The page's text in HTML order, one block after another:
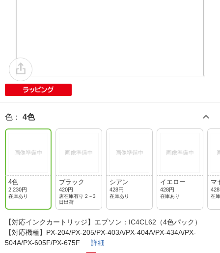
色 ： 4色
4色
2,230円
在庫あり
ブラック
420円
店在庫有り 2～3
日出荷
シアン
428円
在庫あり
イエロー
428円
在庫あり
マ
在
【対応インクカートリッジ】エプソン：IC4CL62（4色パック）
【対応機種】PX-204/PX-205/PX-403A/PX-404A/PX-434A/PX-
504A/PX-605F/PX-675F 詳細